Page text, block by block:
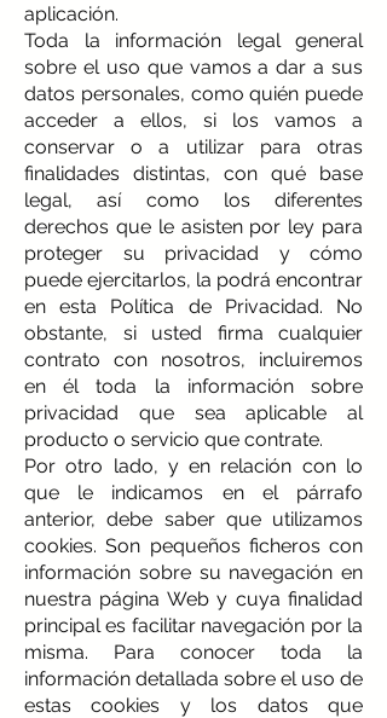
aplicación.
Toda la información legal general
sobre el uso que vamos a dar a sus
datos personales, como quién puede
acceder a ellos, si los vamos a
conservar o a utilizar para otras
finalidades distintas, con qué base
legal, así como los diferentes
derechos que le asisten por ley para
proteger su privacidad y cómo
puede ejercitarlos, la podrá encontrar
en esta Política de Privacidad. No
obstante, si usted firma cualquier
contrato con nosotros, incluiremos
en él toda la información sobre
privacidad que sea aplicable al
producto o servicio que contrate.
Por otro lado, y en relación con lo
que le indicamos en el párrafo
anterior, debe saber que utilizamos
cookies. Son pequeños ficheros con
información sobre su navegación en
nuestra página Web y cuya finalidad
principal es facilitar navegación por la
misma. Para conocer toda la
información detallada sobre el uso de
estas cookies y los datos que